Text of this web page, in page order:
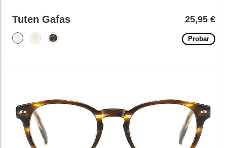
Tuten Gafas 25,95 €
Probar